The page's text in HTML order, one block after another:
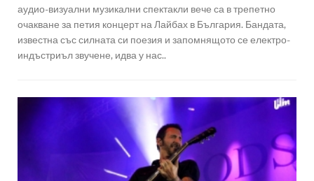
аудио-визуални музикални спектакли вече са в трепетно
очакване за петия концерт на Лайбах в България. Бандата,
известна със силната си поезия и запомнящото се електро-
индъстриъл звучене, идва у нас..